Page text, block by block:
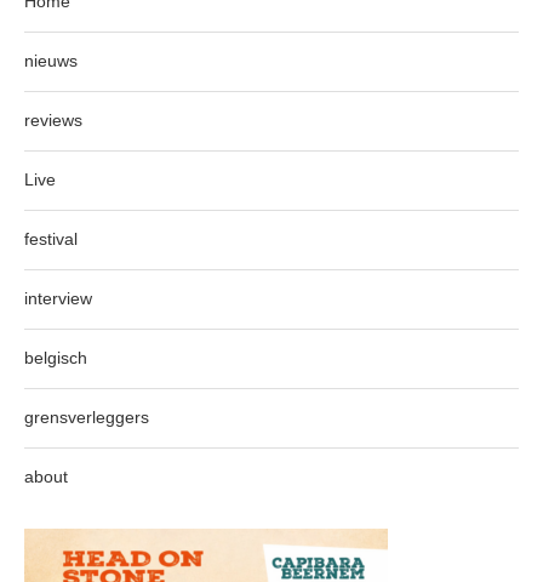
nieuws
reviews
Live
festival
interview
belgisch
grensverleggers
about